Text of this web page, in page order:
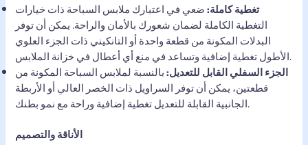
تغطية كاملة:ضعي في اعتبارك ملابس السباحة ذات خيارات
التغطية الكاملة لضمان شعورك بالأمان والراحة. يمكن أن توفر
البدلات المكونة من قطعة واحدة أو التانكيني ذات الجزء العلوي
الأطول تغطية إضافية وتساعد في منع أي أعطال في خزانة الملابس.
الجزء السفلي القابل للتعديل:بالنسبة لملابس السباحة المكونة من
قطعتين، يمكن أن توفر السراويل ذات الخصر العالي أو الأربطة
الجانبية القابلة للتعديل تغطية إضافية وراحة مع نمو بطنك.
الأناقة والتصميم